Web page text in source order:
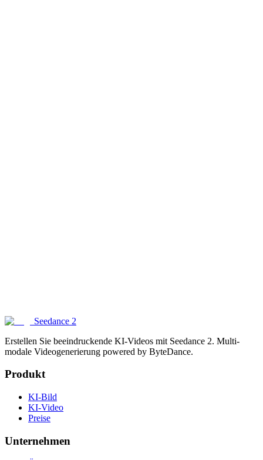
Kann ich Bilder mit Text generieren?
Seedance 2
Erstellen Sie beeindruckende KI-Videos mit Seedance 2. Multi-
modale Videogenerierung powered by ByteDance.
Produkt
KI-Bild
KI-Video
Preise
Unternehmen